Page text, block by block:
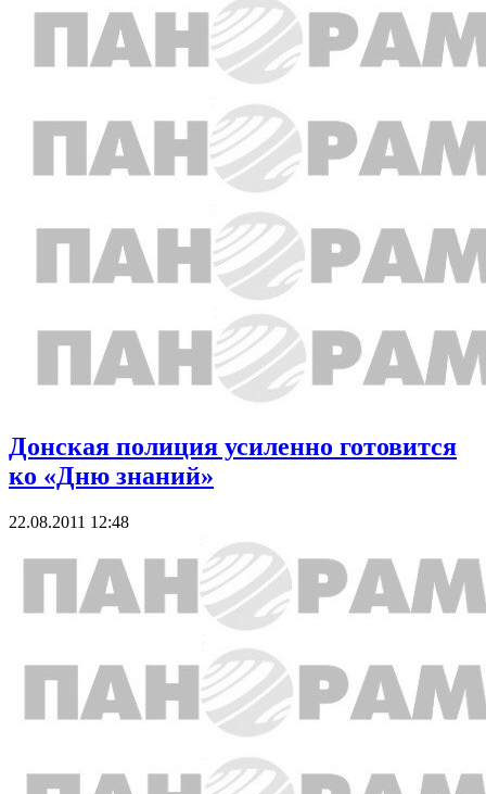
Донская полиция усиленно готовится
ко «Дню знаний»
22.08.2011 12:48